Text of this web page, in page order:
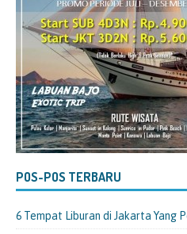
POS-POS TERBARU
6 Tempat Liburan di Jakarta Yang